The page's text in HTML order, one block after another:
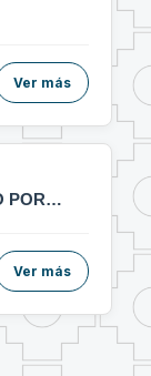
Ver más
POR
Ver más